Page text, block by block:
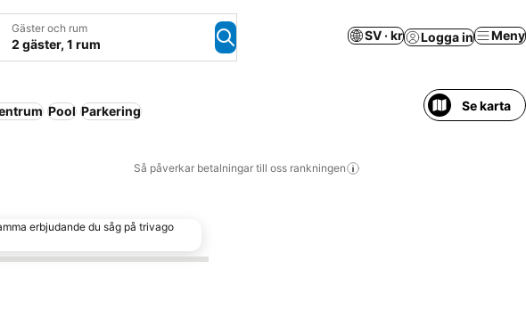
Gäster och rum
2 gäster, 1 rum
SV · kr Logga in Meny
Pool Parkering Se karta
Så påverkar betalningar till oss rankningen
erbjudande du såg på trivago